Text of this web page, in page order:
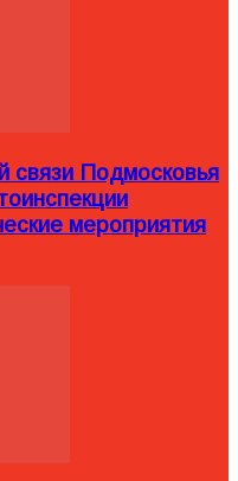
связи Подмосковья
мероприятия